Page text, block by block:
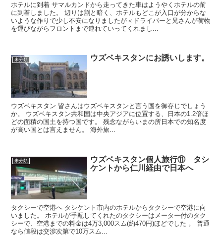
ホテルに到着 サマルカンドから走ってきた車はようやくホテルの前
に到着しました。 辺りは割と暗く、ホテルもどこが入口が分からな
いような作りで少し不安になりましたが＜ドライバーと兄さんが荷物
を運びながらフロントまで連れていってくれまし...
未分類 ウズベキスタンにお誘いします。
ウズベキスタン 皆さんはウズベキスタンと言う国を御存じでしょう
か。 ウズベキスタン共和国は中央アジアに位置する、日本の1.2倍ほ
どの面積の国土を持つ国です。 残念ながらいまの所日本での知名度
が高い国とは言えません。 海外旅...
未分類
ウズベキスタン個人旅行⑪ タシ
ケントから仁川経由で日本へ
タクシーで空港へ タシケント市内のホテルからタクシーで空港に向
いました。 ホテルが手配してくれたのタクシーはメーター付のタク
シーで、空港までの料金は4万3,000スム(約470円)ほどでした 。 普通
なら値段は交渉次第で10万スム...